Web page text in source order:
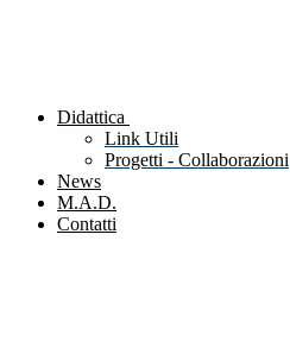
Didattica
Link Utili
Progetti - Collaborazioni
News
M.A.D.
Contatti